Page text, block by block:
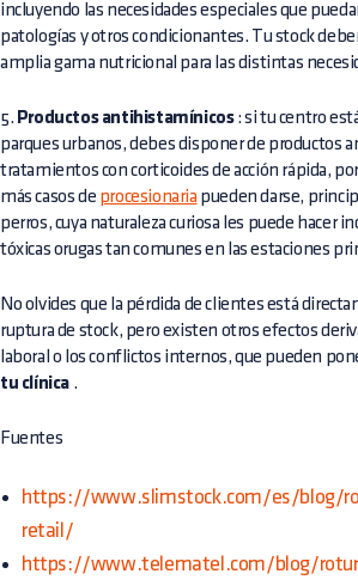
incluyendo las necesidades especiales que
patologías y otros condicionantes. Tu stock
amplia gama nutricional para las distintas
5. Productos antihistamínicos: si tu centro
parques urbanos, debes disponer de productos
tratamientos con corticoides de acción rápida,
más casos de procesionaria pueden darse,
perros, cuya naturaleza curiosa les puede hacer
tóxicas orugas tan comunes en las estaciones
No olvides que la pérdida de clientes está
ruptura de stock, pero existen otros efectos
laboral o los conflictos internos, que pueden
tu clínica .
Fuentes
https://www.slimstock.com/es/blog/
retail/
https://www.telematel.com/blog/